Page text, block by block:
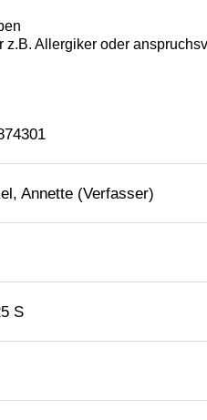
Annette (Verfasser)
S